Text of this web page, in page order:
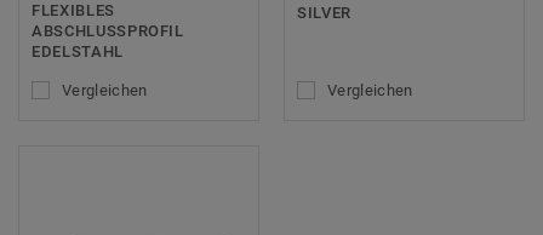
FLEXIBLES
ABSCHLUSSPROFIL E
DELSTAHL
Vergleichen
SILVER
Vergleichen